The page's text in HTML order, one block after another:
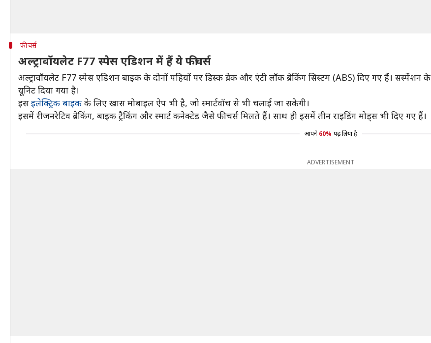
फीचर्स
अल्ट्रावॉयलेट F77 स्पेस एडिशन में हैं ये फीचर्स
अल्ट्रावॉयलेट F77 स्पेस एडिशन बाइक के दोनों पहियों पर डिस्क ब्रेक और एंटी लॉक ब्रेकिंग सिस्टम (ABS) दिए गए हैं।
यूनिट दिया गया है।
इसइलेक्ट्रिक बाइक के लिए खास मोबाइल ऐप भी है, जो स्मार्टवॉच से भी चलाई जा सकेगी।
इसमें रीजनरेटिव ब्रेकिंग, बाइक ट्रैकिंग और स्मार्ट कनेक्टेड जैसे फीचर्स मिलते हैं। साथ ही इसमें तीन राइडिंग मोड्स भी दिए गए हैं।
आपने 60% पढ़ लिया है
ADVERTISEMENT